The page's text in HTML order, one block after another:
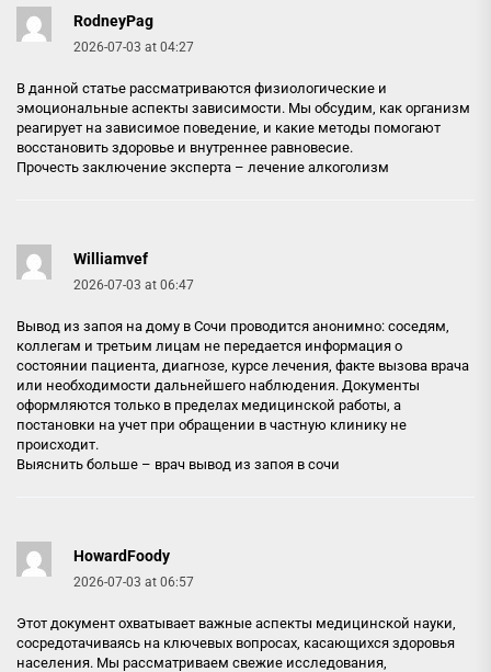
RodneyPag
2026-07-03 at 04:27
В данной статье рассматриваются физиологические и
эмоциональные аспекты зависимости. Мы обсудим, как организм
реагирует на зависимое поведение, и какие методы помогают
восстановить здоровье и внутреннее равновесие.
Прочесть заключение эксперта – лечение алкоголизм
Williamvef
2026-07-03 at 06:47
Вывод из запоя на дому в Сочи проводится анонимно: соседям,
коллегам и третьим лицам не передается информация о
состоянии пациента, диагнозе, курсе лечения, факте вызова врача
или необходимости дальнейшего наблюдения. Документы
оформляются только в пределах медицинской работы, а
постановки на учет при обращении в частную клинику не
происходит.
Выяснить больше – врач вывод из запоя в сочи
HowardFoody
2026-07-03 at 06:57
Этот документ охватывает важные аспекты медицинской науки,
сосредотачиваясь на ключевых вопросах, касающихся здоровья
населения. Мы рассматриваем свежие исследования,